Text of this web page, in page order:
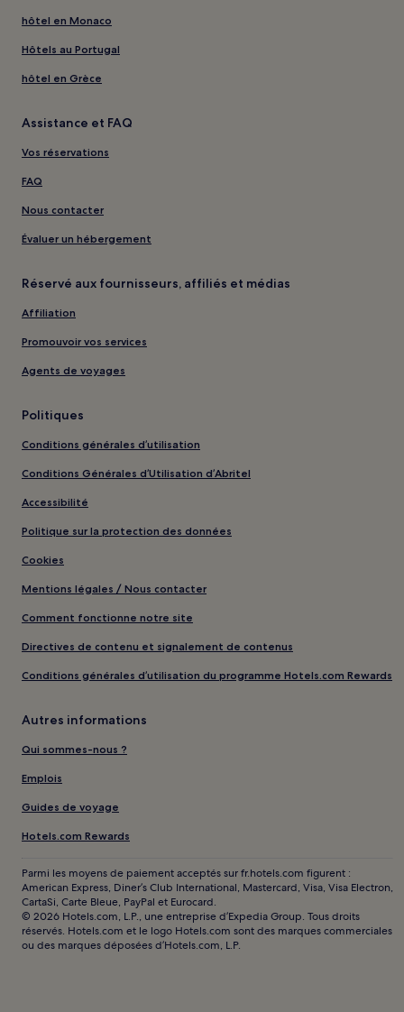
hôtel en Monaco
Hôtels au Portugal
hôtel en Grèce
Assistance et FAQ
Vos réservations
FAQ
Nous contacter
Évaluer un hébergement
Réservé aux fournisseurs, affiliés et médias
Affiliation
Promouvoir vos services
Agents de voyages
Politiques
Conditions générales d’utilisation
Conditions Générales d’Utilisation d’Abritel
Accessibilité
Politique sur la protection des données
Cookies
Mentions légales / Nous contacter
Comment fonctionne notre site
Directives de contenu et signalement de contenus
Conditions générales d’utilisation du programme Hotels.com Rewards
Autres informations
Qui sommes-nous ?
Emplois
Guides de voyage
Hotels.com Rewards
Parmi les moyens de paiement acceptés sur fr.hotels.com figurent :
American Express, Diner’s Club International, Mastercard, Visa, Visa Electron,
CartaSi, Carte Bleue, PayPal et Eurocard.
© 2026 Hotels.com, L.P., une entreprise d’Expedia Group. Tous droits
réservés. Hotels.com et le logo Hotels.com sont des marques commerciales
ou des marques déposées d’Hotels.com, L.P.